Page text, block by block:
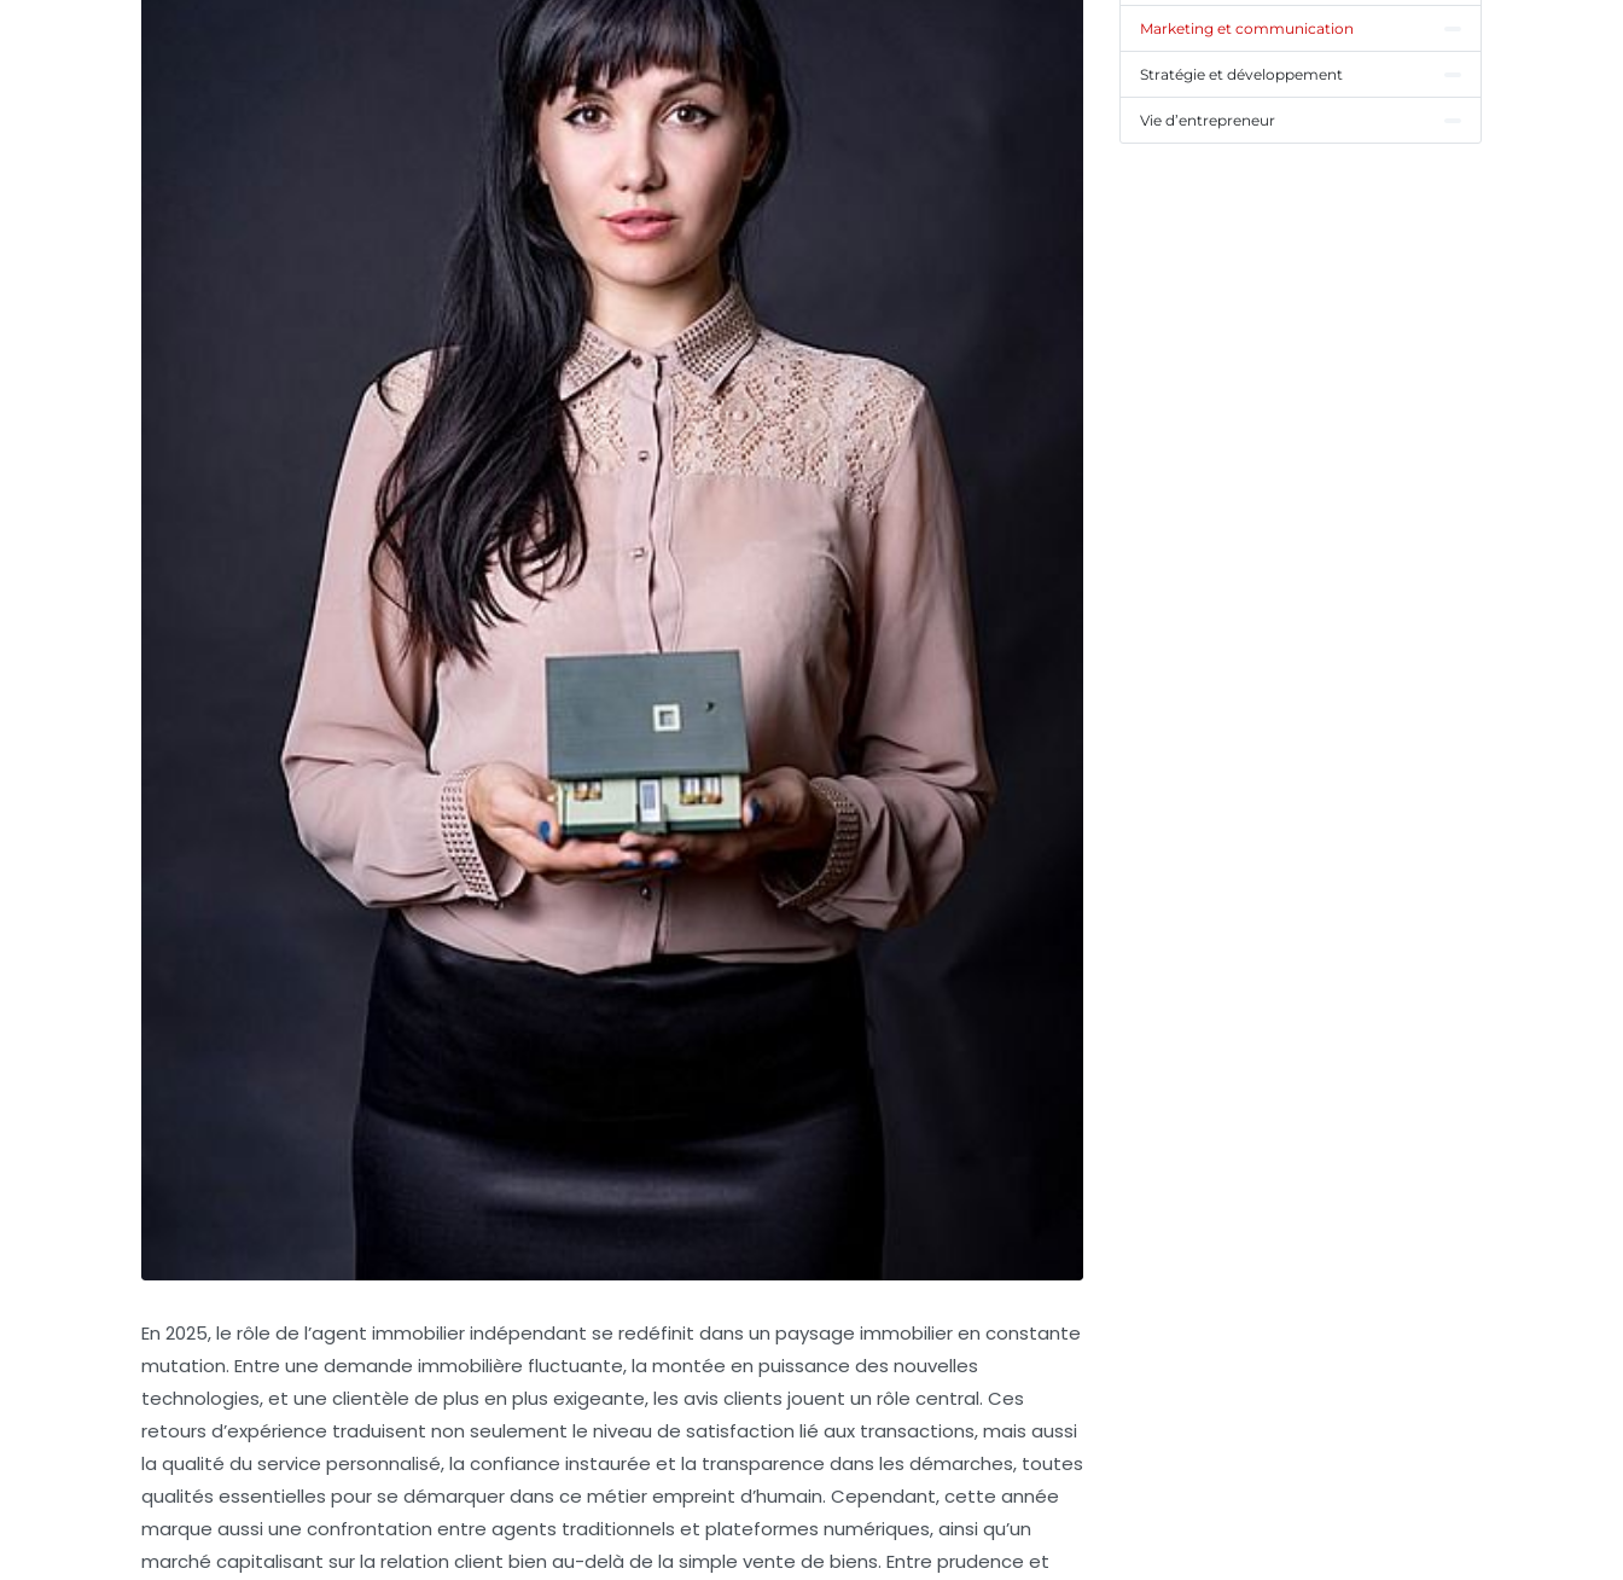
En 2025, le rôle de l’agent immobilier indépendant se redéfinit dans un paysage immobilier en constante
mutation. Entre une demande immobilière fluctuante, la montée en puissance des nouvelles
technologies, et une clientèle de plus en plus exigeante, les avis clients jouent un rôle central. Ces
retours d’expérience traduisent non seulement le niveau de satisfaction lié aux transactions, mais aussi
la qualité du service personnalisé, la confiance instaurée et la transparence dans les démarches, toutes
qualités essentielles pour se démarquer dans ce métier empreint d’humain. Cependant, cette année
marque aussi une confrontation entre agents traditionnels et plateformes numériques, ainsi qu’un
marché capitalisant sur la relation client bien au-delà de la simple vente de biens. Entre prudence et
Marketing et communication
Stratégie et développement
Vie d’entrepreneur